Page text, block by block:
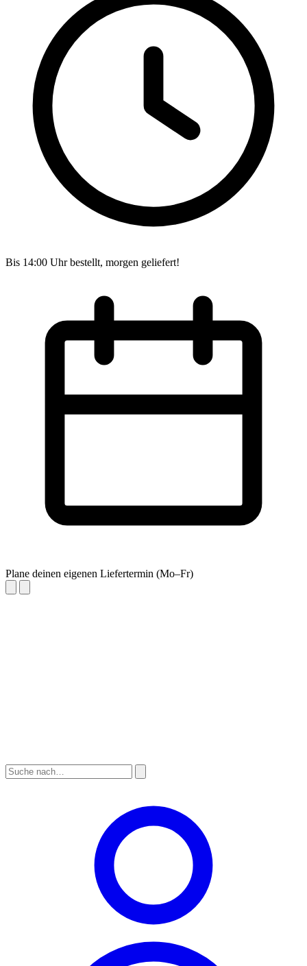
Bis 14:00 Uhr bestellt, morgen geliefert!
Plane deinen eigenen Liefertermin (Mo–Fr)